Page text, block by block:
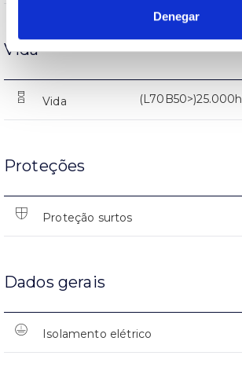
Denegar
Vida
Vida (L70B50>)25.000h
Proteções
Proteção surtos
Dados gerais
Isolamento elétrico